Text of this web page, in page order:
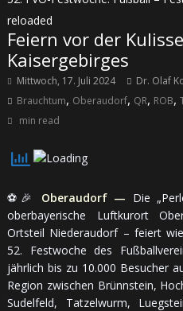
reloaded
Feiern vor der
Kaisergebirges
Mittwoch, 17. Juli 2024
Dr. Olaf
Brauchtum, Oberaudorf, QR, ROB,
min read
⚽🎉 Oberaudorf — Die
oberbayerische Luft­kur­ort
Orts­teil Niederaudorf – feiert
52. Fest­woche des
jähr­lich bis zu 10.000 Be­su­cher
Region zwi­schen Brünnstein,
Sudelfeld, Tatzelwurm,